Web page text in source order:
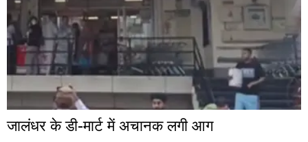
जालंधर के डी-मार्ट में अचानक लगी आग